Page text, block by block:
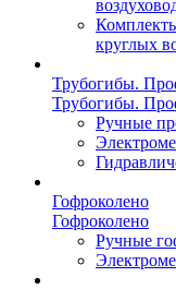
круглых
Трубогибы.
Трубогибы.
Ручные
Гофроколено
Гофроколено
Ручные